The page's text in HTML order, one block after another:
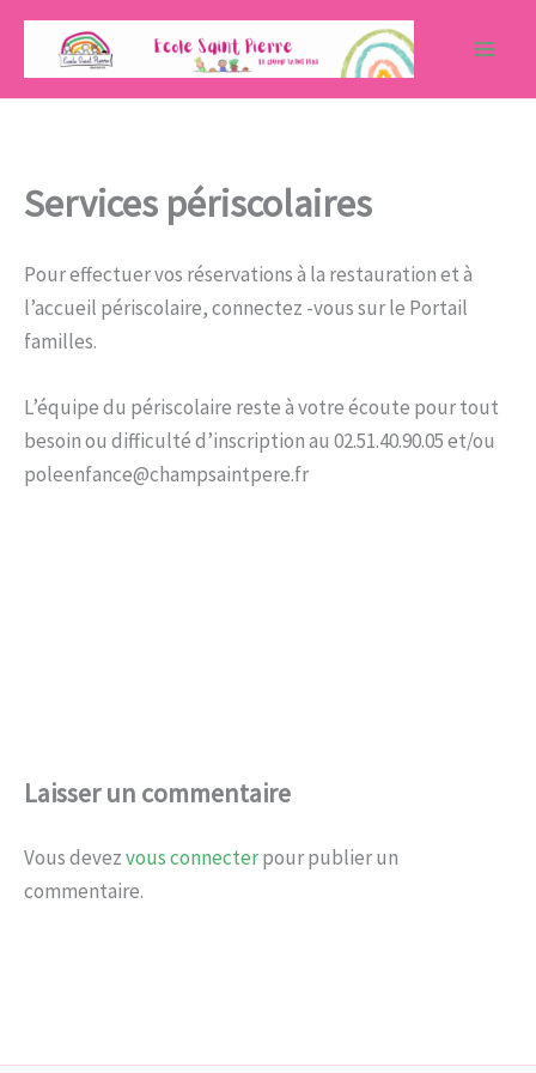
Aller
contenu
Services périscolaires
Pour effectuer vos réservations à la restauration et à
l’accueil périscolaire, connectez -vous sur le Portail
familles.
L’équipe du périscolaire reste à votre écoute pour tout
besoin ou difficulté d’inscription au 02.51.40.90.05 et/ou
poleenfance@champsaintpere.fr
Laisser un commentaire
Vous devezvous connecterpour publier un
commentaire.